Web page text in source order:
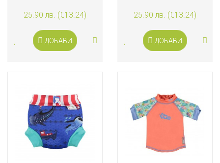
25.90 лв. (€13.24)
ДОБАВИ
25.90 лв. (€13.24)
ДОБАВИ